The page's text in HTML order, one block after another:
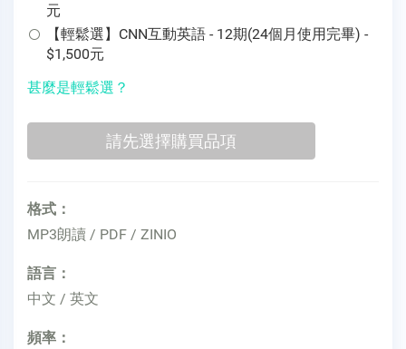
元
【輕鬆選】CNN互動英語 - 12期(24個月使用完畢) -
$1,500元
甚麼是輕鬆選？
格式：
MP3朗讀 / PDF / ZINIO
語言：
中文 / 英文
頻率：